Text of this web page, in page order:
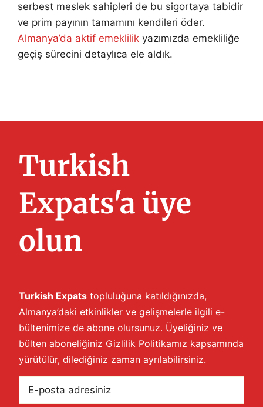
serbest meslek sahipleri de bu sigortaya tabidir
ve prim payının tamamını kendileri öder.
Almanya’da aktif emeklilik yazımızda emekliliğe
geçiş sürecini detaylıca ele aldık.
Turkish
Expats'a üye
olun
Turkish Expats topluluğuna katıldığınızda,
Almanya’daki etkinlikler ve gelişmelerle ilgili e-
bültenimize de abone olursunuz. Üyeliğiniz ve
bülten aboneliğiniz Gizlilik Politikamız kapsamında
yürütülür, dilediğiniz zaman ayrılabilirsiniz.
posta